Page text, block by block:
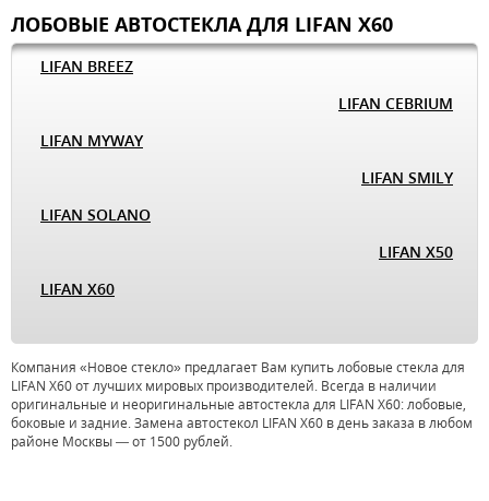
ЛОБОВЫЕ АВТОСТЕКЛА ДЛЯ LIFAN X60
LIFAN BREEZ
LIFAN CEBRIUM
LIFAN MYWAY
LIFAN SMILY
LIFAN SOLANO
LIFAN X50
LIFAN X60
Компания «Новое стекло» предлагает Вам купить лобовые стекла для
LIFAN X60 от лучших мировых производителей. Всегда в наличии
оригинальные и неоригинальные автостекла для LIFAN X60: лобовые,
боковые и задние. Замена автостекол LIFAN X60 в день заказа в любом
районе Москвы — от 1500 рублей.